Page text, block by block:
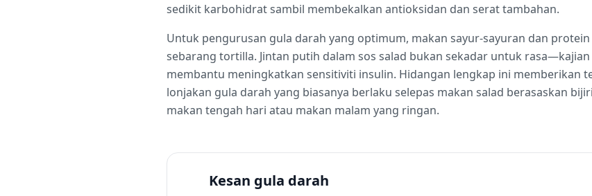
sedikit karbohidrat sambil membekalkan antioksidan dan serat tambahan.
Untuk pengurusan gula darah yang optimum, makan sayur-sayuran dan
sebarang tortilla. Jintan putih dalam sos salad bukan sekadar untuk
membantu meningkatkan sensitiviti insulin. Hidangan lengkap ini memberikan
lonjakan gula darah yang biasanya berlaku selepas makan salad berasaskan
makan tengah hari atau makan malam yang ringan.
Kesan gula darah